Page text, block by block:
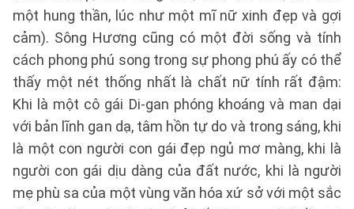
một hung thần, lúc như một mĩ nữ xinh đẹp và gợi
cảm). Sông Hương cũng có một đời sống và tính
cách phong phú song trong sự phong phú ấy có thể
thấy một nét thống nhất là chất nữ tính rất đậm:
Khi là một cô gái Di-gan phóng khoáng và man dại
với bản lĩnh gan dạ, tâm hồn tự do và trong sáng, khi
là một con người con gái đẹp ngủ mơ màng, khi là
người con gái dịu dàng của đất nước, khi là người
mẹ phù sa của một vùng văn hóa xứ sở với một sắc